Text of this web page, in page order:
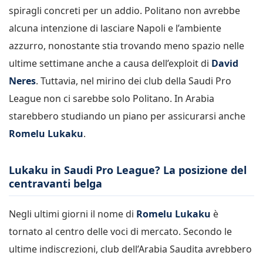
spiragli concreti per un addio. Politano non avrebbe
alcuna intenzione di lasciare Napoli e l’ambiente
azzurro, nonostante stia trovando meno spazio nelle
ultime settimane anche a causa dell’exploit di David
Neres. Tuttavia, nel mirino dei club della Saudi Pro
League non ci sarebbe solo Politano. In Arabia
starebbero studiando un piano per assicurarsi anche
Romelu Lukaku.
Lukaku in Saudi Pro League? La posizione del
centravanti belga
Negli ultimi giorni il nome di Romelu Lukaku è
tornato al centro delle voci di mercato. Secondo le
ultime indiscrezioni, club dell’Arabia Saudita avrebbero